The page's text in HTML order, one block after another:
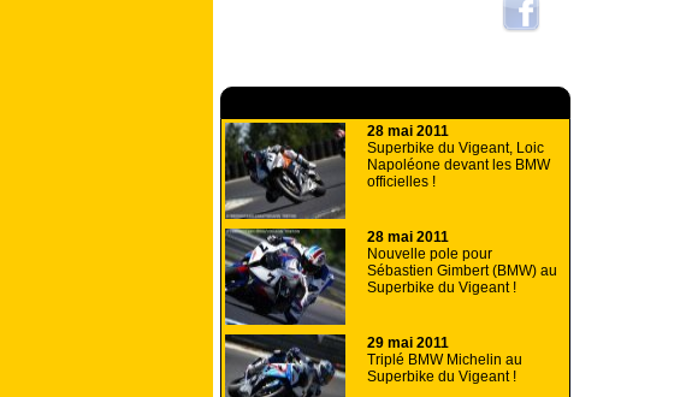
28 mai 2011
Superbike du Vigeant, Loic
Napoléone devant les BMW
officielles !
28 mai 2011
Nouvelle pole pour
Sébastien Gimbert (BMW) au
Superbike du Vigeant !
29 mai 2011
Triplé BMW Michelin au
Superbike du Vigeant !